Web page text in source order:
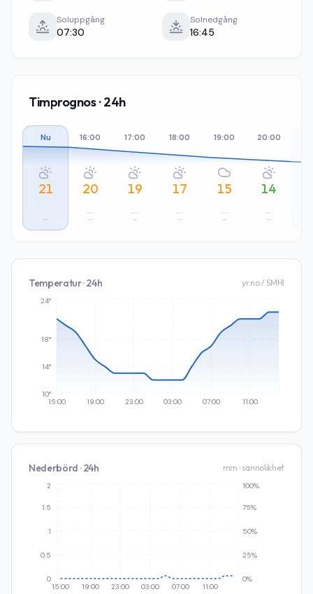
Soluppgång
07:30
Solnedgång
16:45
Timprognos · 24h
Nu
21
–
16:00
20
–
17:00
19
–
18:00
17
–
19:00
15
–
20:00
14
–
Temperatur · 24h yr.no / SMHI
15:00 19:00 23:00 03:00 07:00 11:00
10°
14°
18°
24°
Nederbörd · 24h mm · sannolikhet
15:00 19:00 23:00 03:00 07:00 11:00
0
0.5
1
1.5
2
0%
25%
50%
75%
100%